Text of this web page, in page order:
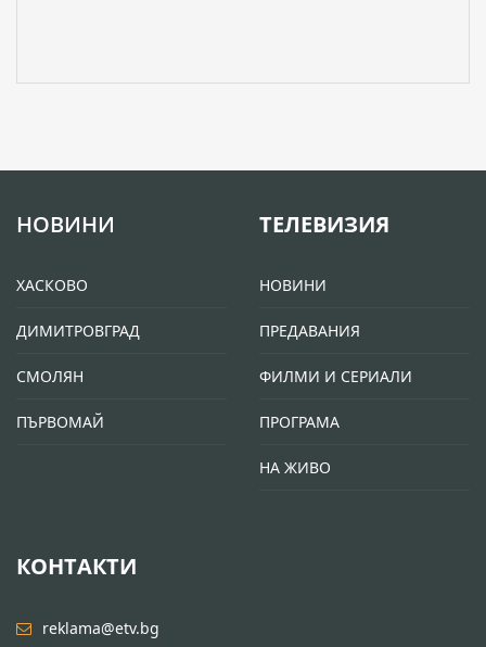
НОВИНИ
ХАСКОВО
ДИМИТРОВГРАД
СМОЛЯН
ПЪРВОМАЙ
ТЕЛЕВИЗИЯ
НОВИНИ
ПРЕДАВАНИЯ
ФИЛМИ И СЕРИАЛИ
ПРОГРАМА
НА ЖИВО
КОНТАКТИ
reklama@etv.bg